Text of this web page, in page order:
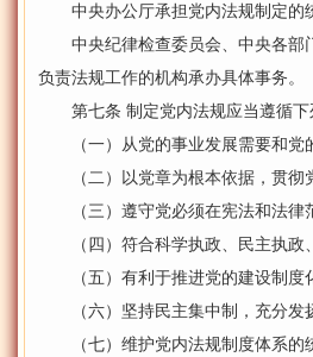
中央办公厅承担党内法规制定的
中央纪律检查委员会、中央各部
负责法规工作的机构承办具体事务。
第七条 制定党内法规应当遵循下
（一）从党的事业发展需要和党
（二）以党章为根本依据，贯彻
（三）遵守党必须在宪法和法律
（四）符合科学执政、民主执政
（五）有利于推进党的建设制度
（六）坚持民主集中制，充分发
（七）维护党内法规制度体系的